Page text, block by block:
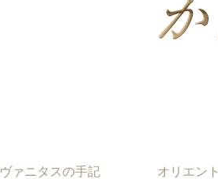
ヴァニタスの手記 オリエント